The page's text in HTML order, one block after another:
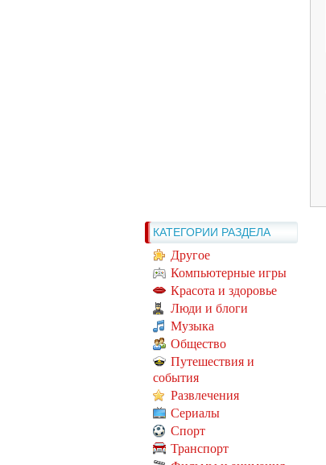
КАТЕГОРИИ РАЗДЕЛА
Другое
Компьютерные игры
Красота и здоровье
Люди и блоги
Музыка
Общество
Путешествия и
события
Развлечения
Сериалы
Спорт
Транспорт